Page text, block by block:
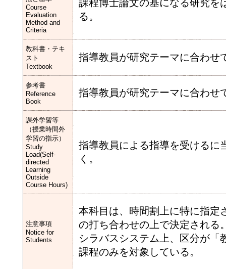
Course
Evaluation
Method and
Criteria
課程博士論文の基になる研究を
る。
教科書・テキ
スト
Textbook
指導教員が研究テーマに合わせ
参考書
Reference
Book
指導教員が研究テーマに合わせ
課外学習等
（授業時間外
学習の指示）
Study
Load(Self-
directed
Learning
Outside
Course Hours)
指導教員による指導を受けるに
く。
注意事項
Notice for
Students
本科目は、時間割上に特に指定
の打ち合わせの上で決定される
シラバスシステム上、区分が「
課程のみを対象している。